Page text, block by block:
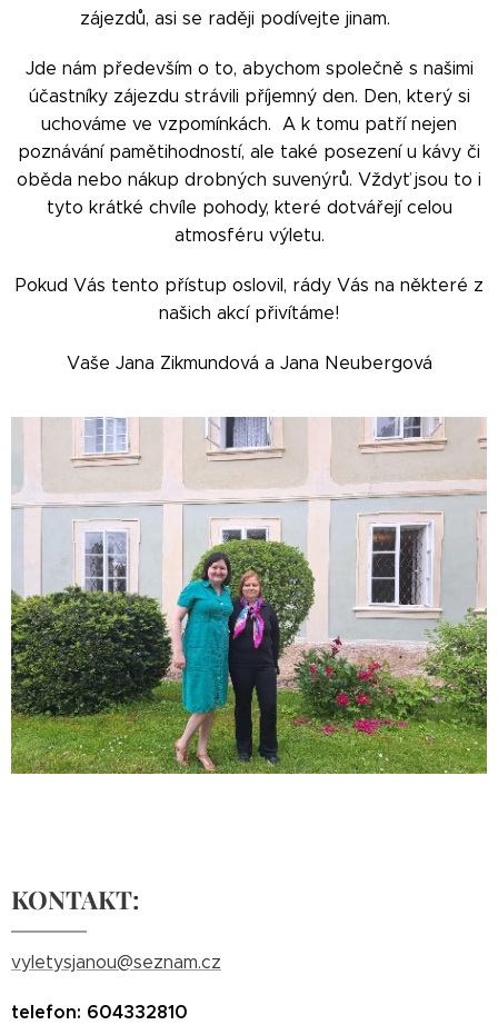
zájezdů, asi se raději podívejte jinam. 😉
Jde nám především o to, abychom společně s našimi
účastníky zájezdu strávili příjemný den. Den, který si
uchováme ve vzpomínkách. A k tomu patří nejen
poznávání pamětihodností, ale také posezení u kávy či
oběda nebo nákup drobných suvenýrů. Vždyť jsou to i
tyto krátké chvíle pohody, které dotvářejí celou
atmosféru výletu.
Pokud Vás tento přístup oslovil, rády Vás na některé z
našich akcí přivítáme!
Vaše Jana Zikmundová a Jana Neubergová
KONTAKT:
vyletysjanou@seznam.cz
telefon: 604332810